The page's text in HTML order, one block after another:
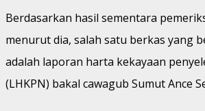
Berdasarkan hasil sementara
menurut dia, salah satu berkas yang
adalah laporan harta kekayaan
(LHKPN) bakal cawagub Sumut Ance